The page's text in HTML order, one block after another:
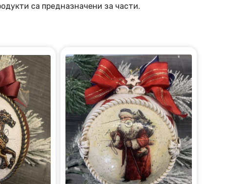
са предназначени за части.